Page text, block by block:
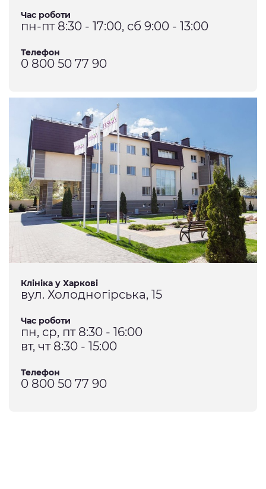
Час роботи
пн-пт 8:30 - 17:00, сб 9:00 - 13:00
Телефон
0 800 50 77 90
Клініка у Харкові
вул. Холодногірська, 15
Час роботи
пн, ср, пт 8:30 - 16:00
вт, чт 8:30 - 15:00
Телефон
0 800 50 77 90